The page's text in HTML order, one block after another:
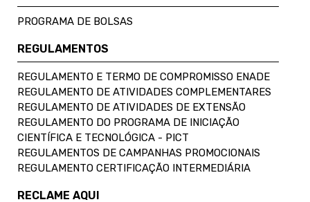
PROGRAMA DE BOLSAS
REGULAMENTOS
REGULAMENTO E TERMO DE COMPROMISSO ENADE
REGULAMENTO DE ATIVIDADES COMPLEMENTARES
REGULAMENTO DE ATIVIDADES DE EXTENSÃO
REGULAMENTO DO PROGRAMA DE INICIAÇÃO
CIENTÍFICA E TECNOLÓGICA - PICT
REGULAMENTOS DE CAMPANHAS PROMOCIONAIS
REGULAMENTO CERTIFICAÇÃO INTERMEDIÁRIA
RECLAME AQUI